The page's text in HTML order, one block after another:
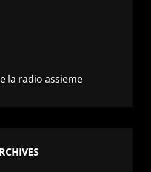
la radio assieme